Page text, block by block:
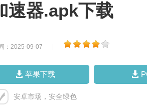
速器.apk下载
：2025-09-07
苹果下载
安卓市场，安全绿色